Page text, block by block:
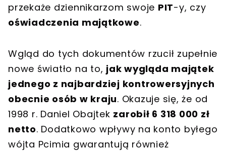
przekaże dziennikarzom swoje PIT-y, czy
oświadczenia majątkowe.
Wgląd do tych dokumentów rzucił zupełnie
nowe światło na to, jak wygląda majątek
jednego z najbardziej kontrowersyjnych
obecnie osób w kraju. Okazuje się, że od
1998 r. Daniel Obajtek zarobił 6 318 000 zł
netto. Dodatkowo wpływy na konto byłego
wójta Pcimia gwarantują również